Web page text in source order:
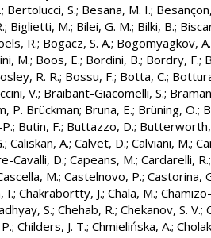
; Bertolucci, S.; Besana, M. I.;
; Biglietti, M.; Bilei, G. M.; Bilki, B.;
R.; Bogacz, S. A.; Bogomyagkov, A.
M.; Boos, E.; Bordini, B.; Bordry, F.;
R. R.; Bossu, F.; Botta, C.;
V.; Braibant-Giacomelli, S.;
P. Brückman; Bruna, E.; Brüning, O.;
; Butin, F.; Buttazzo, D.;
; Caliskan, A.; Calvet, D.; Calviani, M.;
Cavalli, D.; Capeans, M.; Cardarelli, R.
M.; Castelnovo, P.; Castorina,
I.; Chakrabortty, J.; Chala, M.;
S.; Chehab, R.; Chekanov, S. V.;
; Childers, J. T.; Chmielińska, A.;